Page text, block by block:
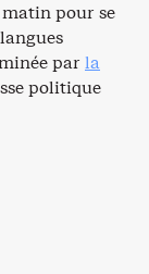
matin pour se
par la
politique